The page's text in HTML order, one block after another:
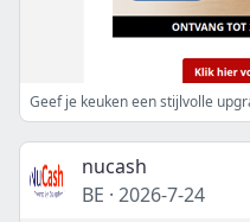
Geef je keuken een stijlvolle
nucash
BE · 2026-7-24